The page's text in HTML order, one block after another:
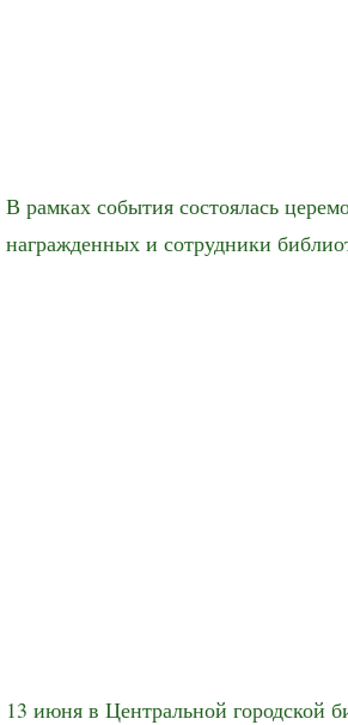
В рамках события состоялась
награжденных и сотрудники
13 июня в Центральной городской